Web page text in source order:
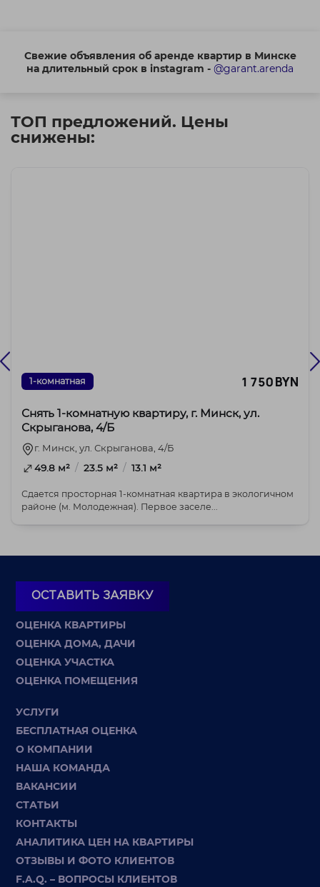
Свежие объявления об аренде квартир в Минске
на длительный срок в instagram - @garant.arenda
ТОП предложений. Цены
снижены:
1-комнатная 1 750 BYN
Снять 1-комнатную квартиру, г. Минск, ул.
Скрыганова, 4/Б
г. Минск, ул. Скрыганова, 4/Б
49.8 м² / 23.5 м² / 13.1 м²
Сдается просторная 1-комнатная квартира в экологичном
районе (м. Молодежная). Первое заселе...
ОСТАВИТЬ ЗАЯВКУ
ОЦЕНКА КВАРТИРЫ
ОЦЕНКА ДОМА, ДАЧИ
ОЦЕНКА УЧАСТКА
ОЦЕНКА ПОМЕЩЕНИЯ
УСЛУГИ
БЕСПЛАТНАЯ ОЦЕНКА
О КОМПАНИИ
НАША КОМАНДА
ВАКАНСИИ
СТАТЬИ
КОНТАКТЫ
АНАЛИТИКА ЦЕН НА КВАРТИРЫ
ОТЗЫВЫ И ФОТО КЛИЕНТОВ
F.A.Q. – ВОПРОСЫ КЛИЕНТОВ